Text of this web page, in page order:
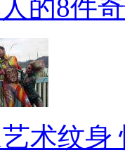
的8件
艺术纹身